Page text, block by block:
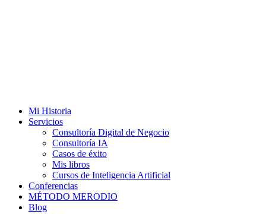
Mi Historia
Servicios
Consultoría Digital de Negocio
Consultoría IA
Casos de éxito
Mis libros
Cursos de Inteligencia Artificial
Conferencias
MÉTODO MERODIO
Blog